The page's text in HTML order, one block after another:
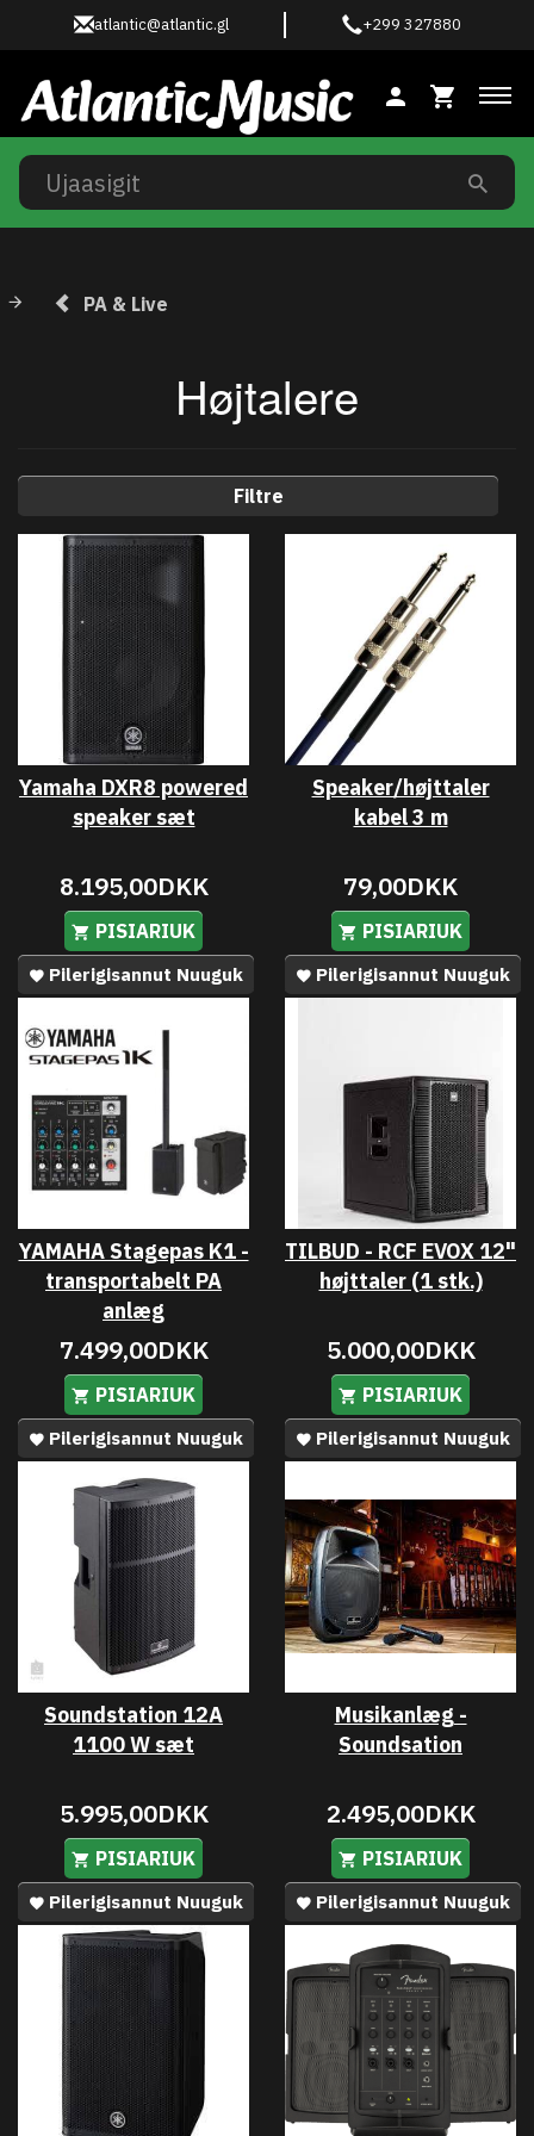
atlantic@atlantic.gl +299 327880
PA & Live
Højtalere
Filtre
Yamaha DXR8 powered
speaker sæt
8.195,00DKK
PISIARIUK
Pilerigisannut Nuuguk
Speaker/højttaler
kabel 3 m
79,00DKK
PISIARIUK
Pilerigisannut Nuuguk
YAMAHA Stagepas K1 -
transportabelt PA
anlæg
7.499,00DKK
PISIARIUK
Pilerigisannut Nuuguk
TILBUD - RCF EVOX 12"
højttaler (1 stk.)
5.000,00DKK
PISIARIUK
Pilerigisannut Nuuguk
Soundstation 12A
1100 W sæt
5.995,00DKK
PISIARIUK
Pilerigisannut Nuuguk
Musikanlæg -
Soundsation
2.495,00DKK
PISIARIUK
Pilerigisannut Nuuguk